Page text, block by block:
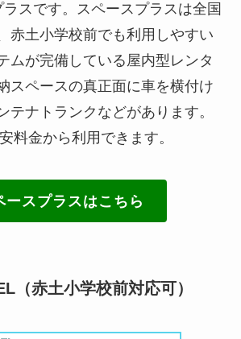
スです。スペースプラスは全国
赤土小学校前でも利用しやすい
ムが完備している屋内型レンタ
スペースの真正面に車を横付け
テナトランクなどがあります。
料金から利用できます。
ースプラスはこちら
（赤土小学校前対応可）